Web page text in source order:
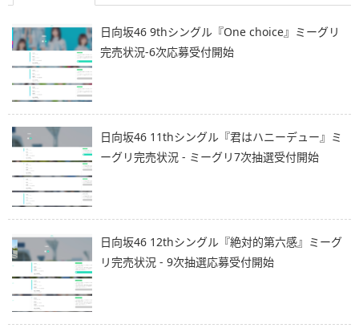
日向坂46 9thシングル『One choice』ミーグリ
完売状況-6次応募受付開始
日向坂46 11thシングル『君はハニーデュー』ミ
ーグリ完売状況 - ミーグリ7次抽選受付開始
日向坂46 12thシングル『絶対的第六感』ミーグ
リ完売状況 - 9次抽選応募受付開始